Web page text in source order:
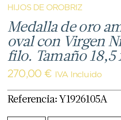
HIJOS DE OROBRIZ
Medalla de oro
oval con Virgen
filo. Tamaño 18,5
270,00 € IVA Incluido
Referencia: Y1926105A